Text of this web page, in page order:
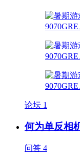
论坛 1
何为单反相
问答 4